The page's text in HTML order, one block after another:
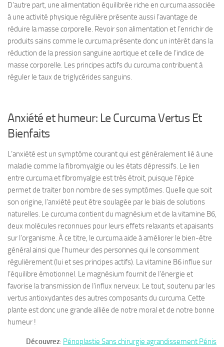
D’autre part, une alimentation équilibrée riche en curcuma associée
à une activité physique régulière présente aussi l’avantage de
réduire la masse corporelle. Revoir son alimentation et l’enrichir de
produits sains comme le curcuma présente donc un intérêt dans la
réduction de la pression sanguine aortique et celle de l’indice de
masse corporelle. Les principes actifs du curcuma contribuent à
réguler le taux de triglycérides sanguins.
Anxiété et humeur: Le Curcuma Vertus Et
Bienfaits
L’anxiété est un symptôme courant qui est généralement lié à une
maladie comme la fibromyalgie ou les états dépressifs. Le lien
entre curcuma et fibromyalgie est très étroit, puisque l’épice
permet de traiter bon nombre de ses symptômes. Quelle que soit
son origine, l’anxiété peut être soulagée par le biais de solutions
naturelles. Le curcuma contient du magnésium et de la vitamine B6,
deux molécules reconnues pour leurs effets relaxants et apaisants
sur l’organisme. À ce titre, le curcuma aide à améliorer le bien-être
général ainsi que l’humeur des personnes qui le consomment
régulièrement (lui et ses principes actifs). La vitamine B6 influe sur
l’équilibre émotionnel. Le magnésium fournit de l’énergie et
favorise la transmission de l’influx nerveux. Le tout, soutenu par les
vertus antioxydantes des autres composants du curcuma. Cette
plante est donc une grande alliée de notre moral et de notre bonne
humeur !
Découvrez: Pénoplastie Sans chirurgie agrandissement Pénis